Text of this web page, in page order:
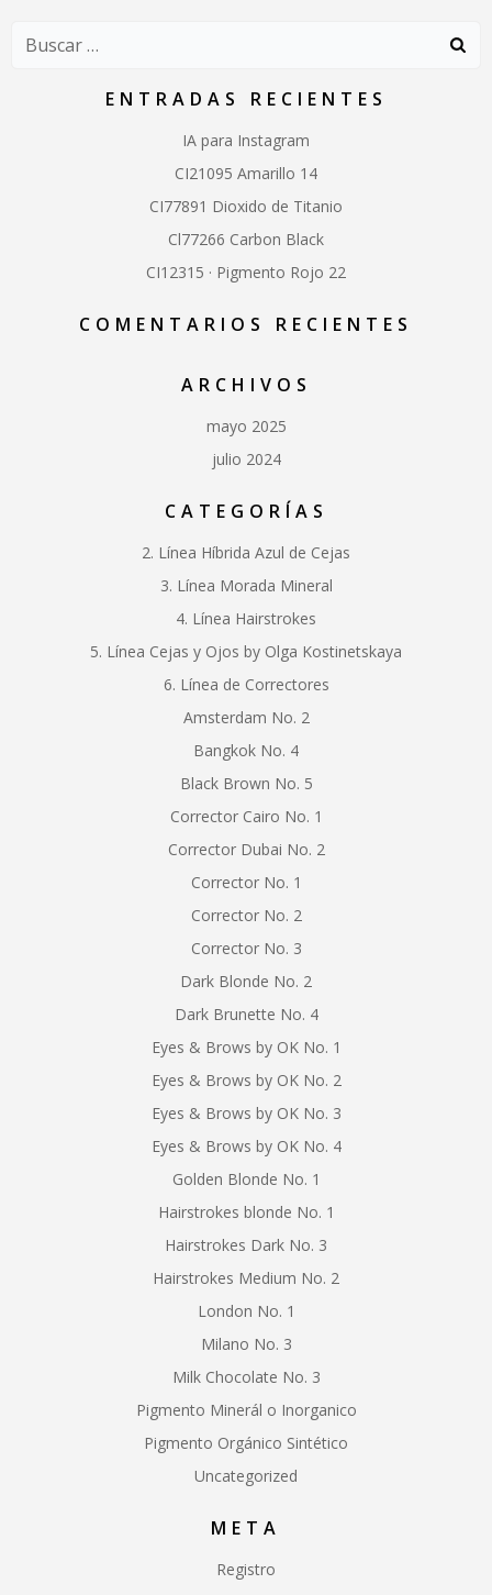
Buscar:
ENTRADAS RECIENTES
IA para Instagram
CI21095 Amarillo 14
CI77891 Dioxido de Titanio
Cl77266 Carbon Black
CI12315 · Pigmento Rojo 22
COMENTARIOS RECIENTES
ARCHIVOS
mayo 2025
julio 2024
CATEGORÍAS
2. Línea Híbrida Azul de Cejas
3. Línea Morada Mineral
4. Línea Hairstrokes
5. Línea Cejas y Ojos by Olga Kostinetskaya
6. Línea de Correctores
Amsterdam No. 2
Bangkok No. 4
Black Brown No. 5
Corrector Cairo No. 1
Corrector Dubai No. 2
Corrector No. 1
Corrector No. 2
Corrector No. 3
Dark Blonde No. 2
Dark Brunette No. 4
Eyes & Brows by OK No. 1
Eyes & Brows by OK No. 2
Eyes & Brows by OK No. 3
Eyes & Brows by OK No. 4
Golden Blonde No. 1
Hairstrokes blonde No. 1
Hairstrokes Dark No. 3
Hairstrokes Medium No. 2
London No. 1
Milano No. 3
Milk Chocolate No. 3
Pigmento Minerál o Inorganico
Pigmento Orgánico Sintético
Uncategorized
META
Registro